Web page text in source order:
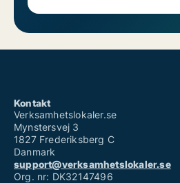
Kontakt
Verksamhetslokaler.se
Mynstersvej 3
1827 Frederiksberg C
Danmark
support@verksamhetslokaler.se
Org. nr: DK32147496